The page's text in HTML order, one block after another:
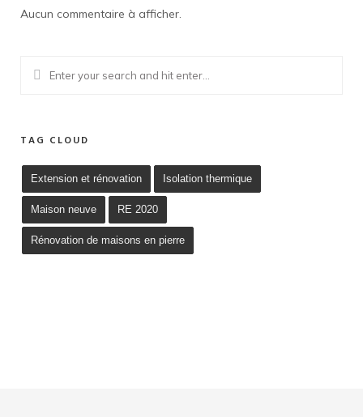
Aucun commentaire à afficher.
TAG CLOUD
Extension et rénovation Isolation thermique
Maison neuve RE 2020
Rénovation de maisons en pierre